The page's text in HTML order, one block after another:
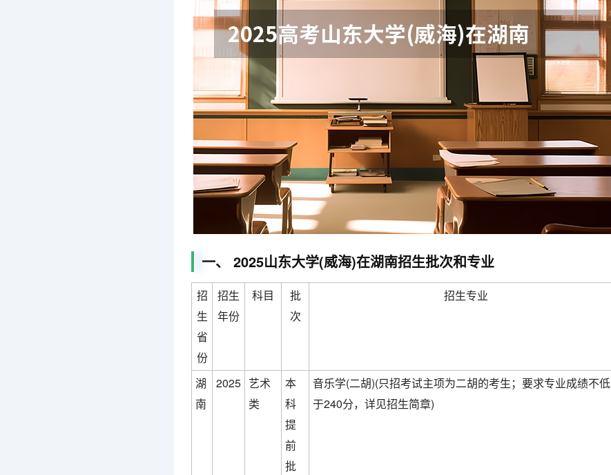
一、 2025山东大学(威海)在湖南招生批次和专业
招
生
省
份
招生
年份
科目
批
次
招生专业
湖
南
2025 艺术
类
本
科
提
前
批
音乐学(二胡)(只招考试主项为二胡的考生；要求专业成绩不低
于240分，详见招生简章)